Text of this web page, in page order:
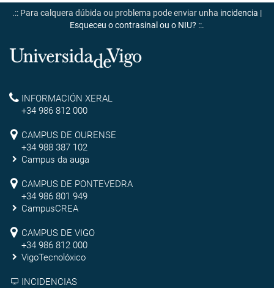
.:: Para calquera dúbida ou problema pode enviar unha incidencia |
Esqueceu o contrasinal ou o NIU? ::.
Universidade
Vigo
Reitoría
INFORMACIÓN XERAL
+34 986 812 000
Campus
de
Ourense
CAMPUS DE OURENSE
+34 988 387 102
Campus da auga
Campus
de
Pontevedra
CAMPUS DE PONTEVEDRA
+34 986 801 949
CampusCREA
Campus
de
Vigo
CAMPUS DE VIGO
+34 986 812 000
VigoTecnolóxico
INCIDENCIAS